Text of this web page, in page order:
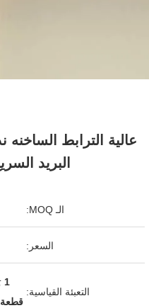
عالية الترابط
البريد
الـ MOQ:
السعر:
التعبئة القياسية:
قطعة أو 6.25 كجم / قطعة ،